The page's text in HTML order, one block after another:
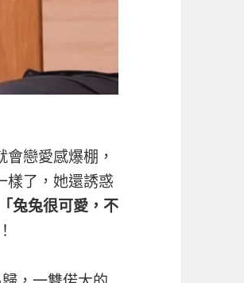
戀愛感爆棚，
樣了，她還誘惑
「兔兔很可愛，不
！